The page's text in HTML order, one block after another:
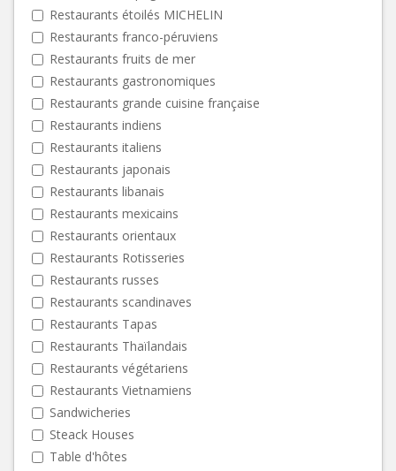
Restaurants étoilés MICHELIN
Restaurants franco-péruviens
Restaurants fruits de mer
Restaurants gastronomiques
Restaurants grande cuisine française
Restaurants indiens
Restaurants italiens
Restaurants japonais
Restaurants libanais
Restaurants mexicains
Restaurants orientaux
Restaurants Rotisseries
Restaurants russes
Restaurants scandinaves
Restaurants Tapas
Restaurants Thaïlandais
Restaurants végétariens
Restaurants Vietnamiens
Sandwicheries
Steack Houses
Table d'hôtes